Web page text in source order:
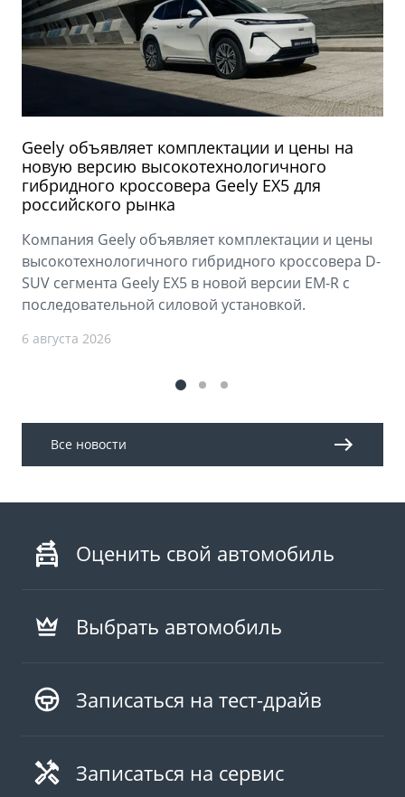
Geely объявляет комплектации и цены на
новую версию высокотехнологичного
гибридного кроссовера Geely EX5 для
российского рынка
Компания Geely объявляет комплектации и цены
высокотехнологичного гибридного кроссовера D-
SUV сегмента Geely EX5 в новой версии EM-R с
последовательной силовой установкой.
6 августа 2026
Все новости
Оценить свой автомобиль
Выбрать автомобиль
Записаться на тест-драйв
Записаться на сервис